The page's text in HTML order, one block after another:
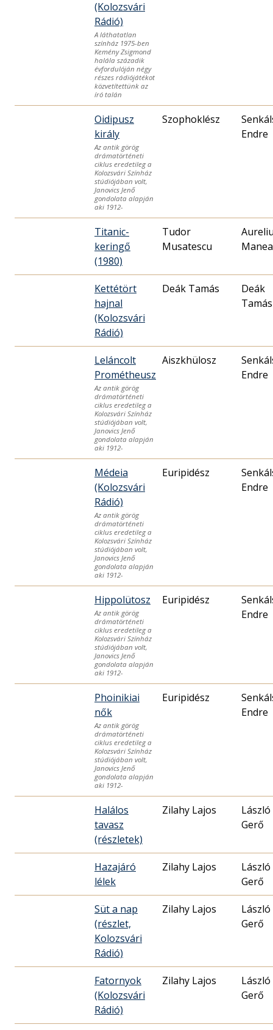
(Kolozsvári
Rádió)
A láthatatlan
színház 1975-ben
Kemény Zsigmond
halála századik
évfordulóján négy
részes rádiójátékot
közvetítettünk az
író talán
Oidipusz
király
Az antik görög
drámatörténeti
ciklus eredetileg a
Kolozsvári Színház
stúdiójában volt,
Janovics Jenő
gondolata alapján
aki 1912-
Szophoklész
Endre
Titanic-
keringő
(1980)
Tudor
Musatescu
Manea
Kettétört
hajnal
(Kolozsvári
Rádió)
Deák Tamás
Deák
Tamás
Leláncolt
Prométheusz
Az antik görög
drámatörténeti
ciklus eredetileg a
Kolozsvári Színház
stúdiójában volt,
Janovics Jenő
gondolata alapján
aki 1912-
Aiszkhülosz
Endre
Médeia
(Kolozsvári
Rádió)
Az antik görög
drámatörténeti
ciklus eredetileg a
Kolozsvári Színház
stúdiójában volt,
Janovics Jenő
gondolata alapján
aki 1912-
Euripidész
Endre
Hippolütosz
Az antik görög
drámatörténeti
ciklus eredetileg a
Kolozsvári Színház
stúdiójában volt,
Janovics Jenő
gondolata alapján
aki 1912-
Euripidész
Endre
Phoinikiai
nők
Az antik görög
drámatörténeti
ciklus eredetileg a
Kolozsvári Színház
stúdiójában volt,
Janovics Jenő
gondolata alapján
aki 1912-
Euripidész
Endre
Halálos
tavasz
(részletek)
Zilahy Lajos
László
Gerő
Hazajáró
lélek
Zilahy Lajos
László
Gerő
Süt a nap
(részlet,
Kolozsvári
Rádió)
Zilahy Lajos
László
Gerő
Fatornyok
(Kolozsvári
Rádió)
Zilahy Lajos
László
Gerő